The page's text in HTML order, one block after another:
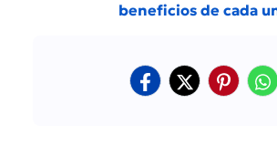
beneficios de cada